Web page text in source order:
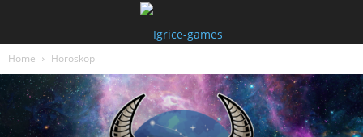
Home Horoskop